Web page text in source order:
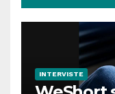
INTERVISTE